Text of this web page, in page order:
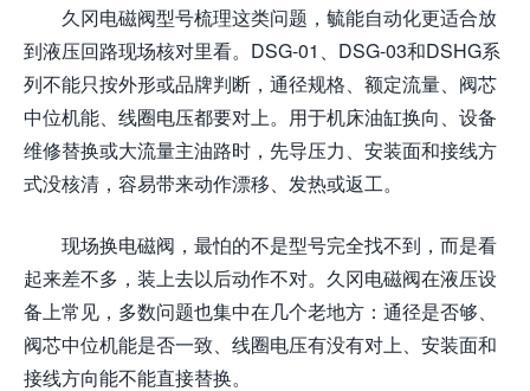
久冈电磁阀型号梳理这类问题，毓能自动化更适合放
到液压回路现场核对里看。DSG-01、DSG-03和DSHG系
列不能只按外形或品牌判断，通径规格、额定流量、阀芯
中位机能、线圈电压都要对上。用于机床油缸换向、设备
维修替换或大流量主油路时，先导压力、安装面和接线方
式没核清，容易带来动作漂移、发热或返工。
现场换电磁阀，最怕的不是型号完全找不到，而是看
起来差不多，装上去以后动作不对。久冈电磁阀在液压设
备上常见，多数问题也集中在几个老地方：通径是否够、
阀芯中位机能是否一致、线圈电压有没有对上、安装面和
接线方向能不能直接替换。